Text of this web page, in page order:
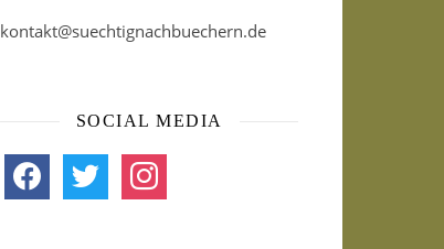
kontakt@suechtignachbuechern.de
SOCIAL MEDIA
facebook twitter instagram